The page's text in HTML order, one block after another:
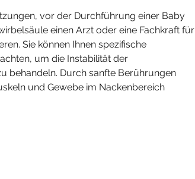
vor der Durchführung einer Baby
einen Arzt oder eine Fachkraft für
Sie können Ihnen spezifische
um die Instabilität der
behandeln. Durch sanfte Berührungen
und Gewebe im Nackenbereich